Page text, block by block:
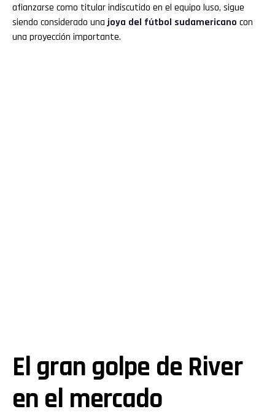
afianzarse como titular indiscutido en el equipo luso, sigue
siendo considerado unajoya del fútbol sudamericano con
una proyección importante.
El gran golpe de River
en el mercado